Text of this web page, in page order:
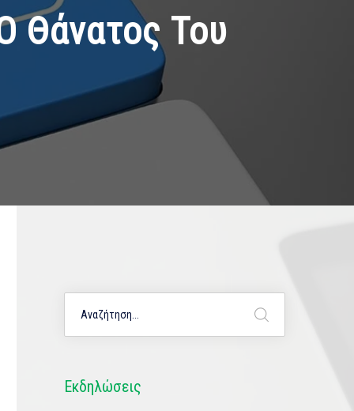
Θάνατος Του
Εκδηλώσεις